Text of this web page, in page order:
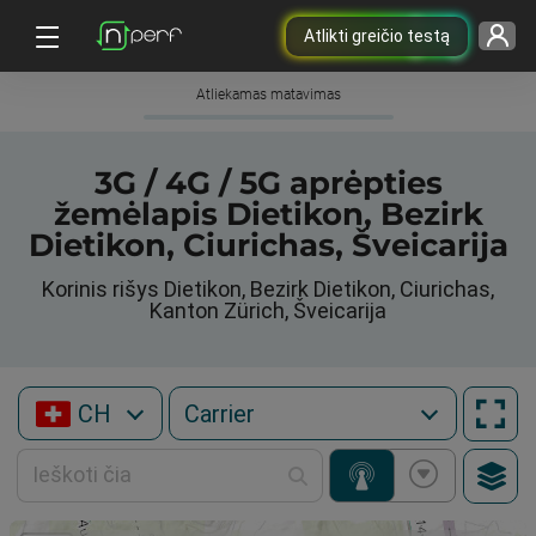
Atlikti greičio testą
Atliekamas matavimas
3G / 4G / 5G aprėpties
žemėlapis Dietikon, Bezirk
Dietikon, Ciurichas, Šveicarija
Korinis rišys Dietikon, Bezirk Dietikon, Ciurichas,
Kanton Zürich, Šveicarija
CH